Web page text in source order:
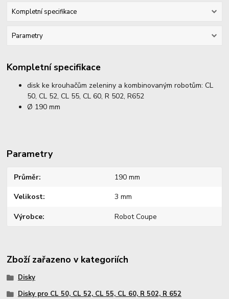
Kompletní specifikace
Parametry
Kompletní specifikace
disk ke krouhačům zeleniny a kombinovaným robotům: CL
50, CL 52, CL 55, CL 60, R 502, R652
Ø 190 mm
Parametry
Průměr 190 mm
Velikost 3 mm
Výrobce Robot Coupe
Zboží zařazeno v kategoriích
Disky
Disky pro CL 50, CL 52, CL 55, CL 60, R 502, R 652